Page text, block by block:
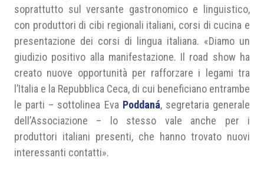
soprattutto sul versante gastronomico e linguistico,
con produttori di cibi regionali italiani, corsi di cucina e
presentazione dei corsi di lingua italiana. «Diamo un
giudizio positivo alla manifestazione. Il road show ha
creato nuove opportunità per rafforzare i legami tra
l’Italia e la Repubblica Ceca, di cui beneficiano entrambe
le parti – sottolinea Eva Poddaná, segretaria generale
dell’Associazione – lo stesso vale anche per i
produttori italiani presenti, che hanno trovato nuovi
interessanti contatti».